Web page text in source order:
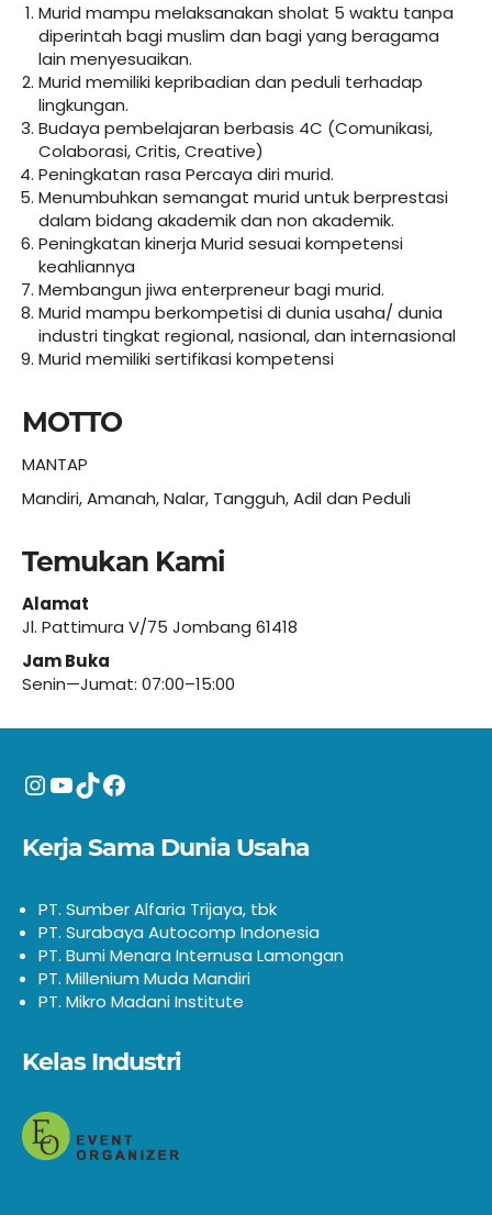
Murid mampu melaksanakan sholat 5 waktu tanpa
diperintah bagi muslim dan bagi yang beragama
lain menyesuaikan.
Murid memiliki kepribadian dan peduli terhadap
lingkungan.
Budaya pembelajaran berbasis 4C (Comunikasi,
Colaborasi, Critis, Creative)
Peningkatan rasa Percaya diri murid.
Menumbuhkan semangat murid untuk berprestasi
dalam bidang akademik dan non akademik.
Peningkatan kinerja Murid sesuai kompetensi
keahliannya
Membangun jiwa enterpreneur bagi murid.
Murid mampu berkompetisi di dunia usaha/ dunia
industri tingkat regional, nasional, dan internasional
Murid memiliki sertifikasi kompetensi
MOTTO
MANTAP
Mandiri, Amanah, Nalar, Tangguh, Adil dan Peduli
Temukan Kami
Alamat
Jl. Pattimura V/75 Jombang 61418
Jam Buka
Senin—Jumat: 07:00–15:00
Instagram
YouTube
TikTokFacebook
Kerja Sama Dunia Usaha
PT. Sumber Alfaria Trijaya, tbk
PT. Surabaya Autocomp Indonesia
PT. Bumi Menara Internusa Lamongan
PT. Millenium Muda Mandiri
PT. Mikro Madani Institute
Kelas Industri